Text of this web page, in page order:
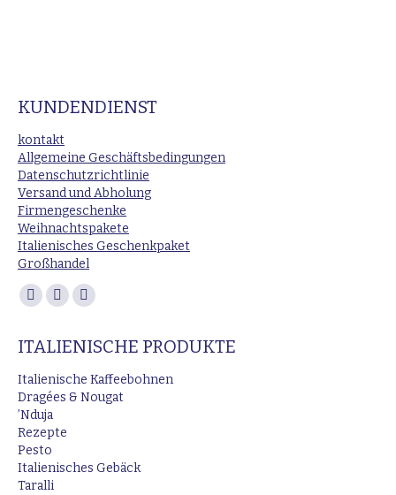
KUNDENDIENST
kontakt
Allgemeine Geschäftsbedingungen
Datenschutzrichtlinie
Versand und Abholung
Firmengeschenke
Weihnachtspakete
Italienisches Geschenkpaket
Großhandel
Finden Sie uns auf:
Facebook
opens
in
new
window
Instagram
opens
in
new
E-
page
opens
in
ITALIENISCHE PRODUKTE
Italienische Kaffeebohnen
Dragées & Nougat
’Nduja
Rezepte
Pesto
Italienisches Gebäck
Taralli